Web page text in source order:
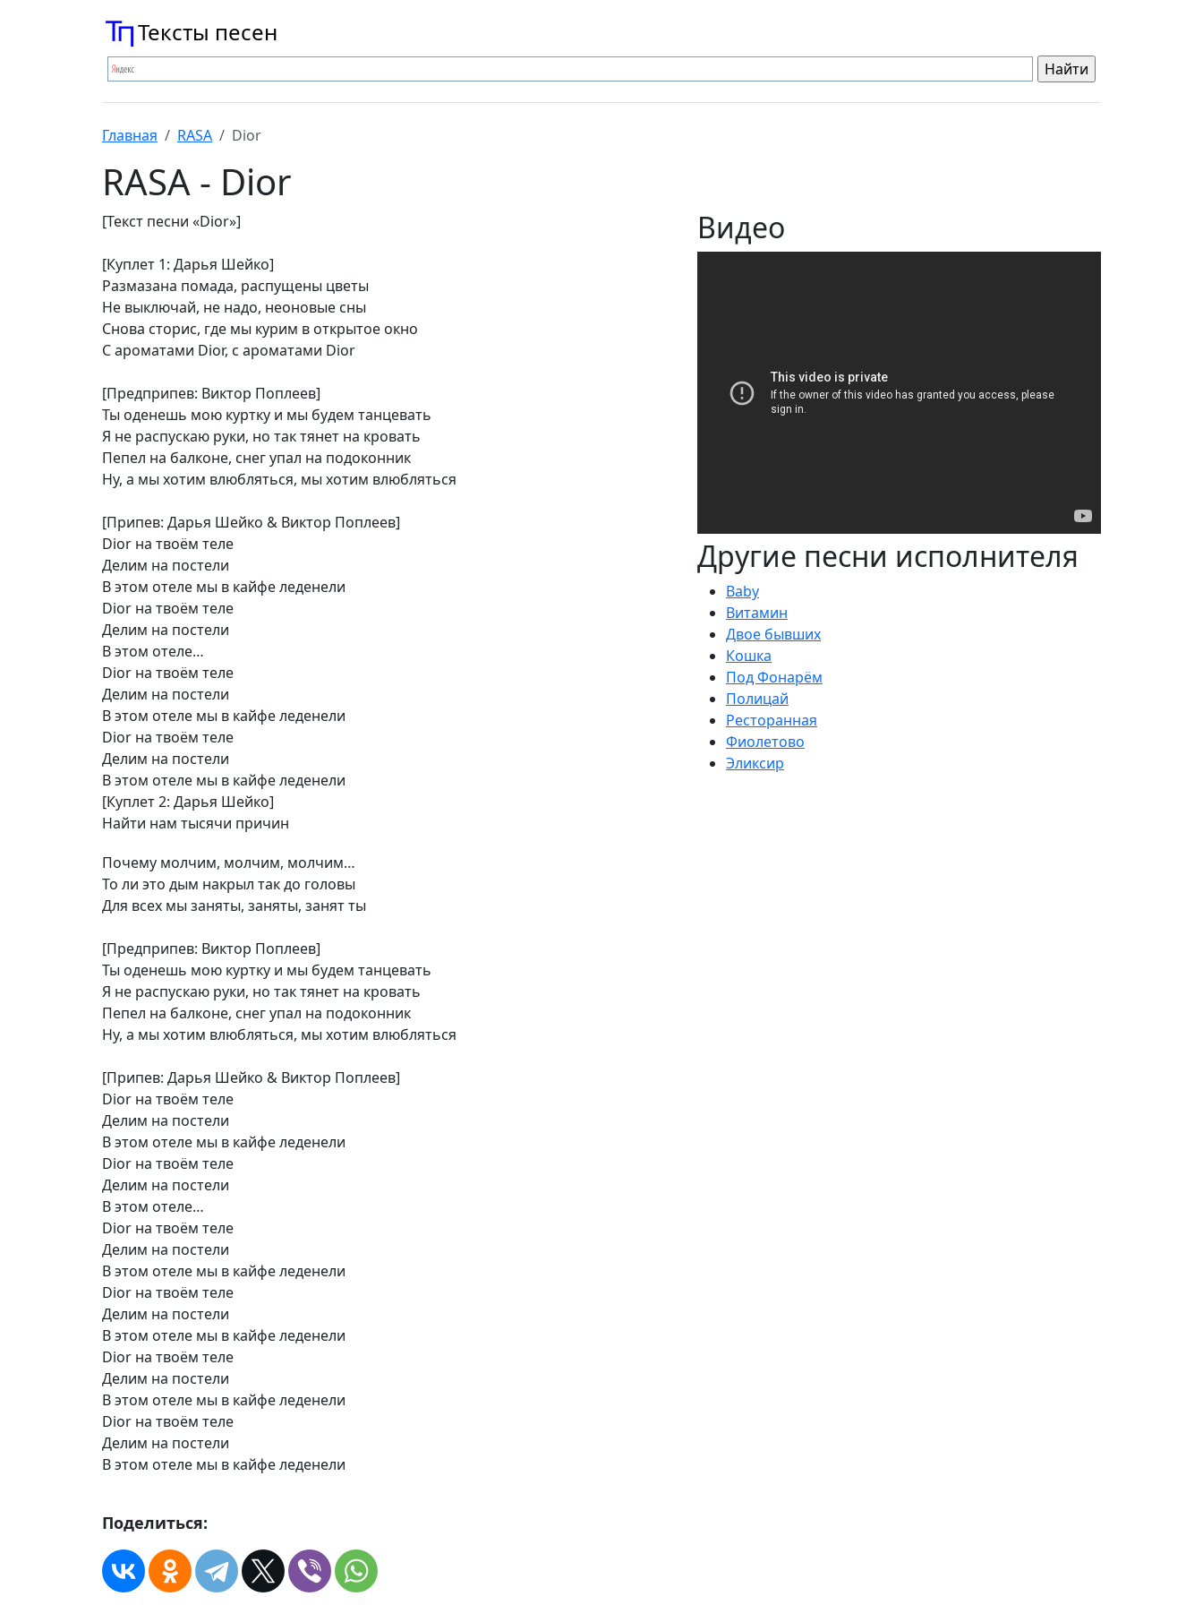
Тексты песен
Главная RASA Dior
RASA - Dior
[Текст песни «Dior»]
[Куплет 1: Дарья Шейко]
Размазана помада, распущены цветы
Не выключай, не надо, неоновые сны
Снова сторис, где мы курим в открытое окно
С ароматами Dior, с ароматами Dior
[Предприпев: Виктор Поплеев]
Ты оденешь мою куртку и мы будем танцевать
Я не распускаю руки, но так тянет на кровать
Пепел на балконе, снег упал на подоконник
Ну, а мы хотим влюбляться, мы хотим влюбляться
[Припев: Дарья Шейко & Виктор Поплеев]
Dior на твоём теле
Делим на постели
В этом отеле мы в кайфе леденели
Dior на твоём теле
Делим на постели
В этом отеле…
Dior на твоём теле
Делим на постели
В этом отеле мы в кайфе леденели
Dior на твоём теле
Делим на постели
В этом отеле мы в кайфе леденели
[Куплет 2: Дарья Шейко]
Найти нам тысячи причин
Почему молчим, молчим, молчим…
То ли это дым накрыл так до головы
Для всех мы заняты, заняты, занят ты
[Предприпев: Виктор Поплеев]
Ты оденешь мою куртку и мы будем танцевать
Я не распускаю руки, но так тянет на кровать
Пепел на балконе, снег упал на подоконник
Ну, а мы хотим влюбляться, мы хотим влюбляться
[Припев: Дарья Шейко & Виктор Поплеев]
Dior на твоём теле
Делим на постели
В этом отеле мы в кайфе леденели
Dior на твоём теле
Делим на постели
В этом отеле…
Dior на твоём теле
Делим на постели
В этом отеле мы в кайфе леденели
Dior на твоём теле
Делим на постели
В этом отеле мы в кайфе леденели
Dior на твоём теле
Делим на постели
В этом отеле мы в кайфе леденели
Dior на твоём теле
Делим на постели
В этом отеле мы в кайфе леденели
Поделиться:
Видео
Другие песни исполнителя
Baby
Витамин
Двое бывших
Кошка
Под Фонарём
Полицай
Ресторанная
Фиолетово
Эликсир